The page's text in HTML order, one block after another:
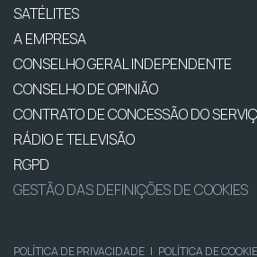
SATÉLITES
A EMPRESA
CONSELHO GERAL INDEPENDENTE
CONSELHO DE OPINIÃO
CONTRATO DE CONCESSÃO DO
RÁDIO E TELEVISÃO
RGPD
GESTÃO DAS DEFINIÇÕES DE COOKIES
POLÍTICA DE PRIVACIDADE | POLÍTICA DE